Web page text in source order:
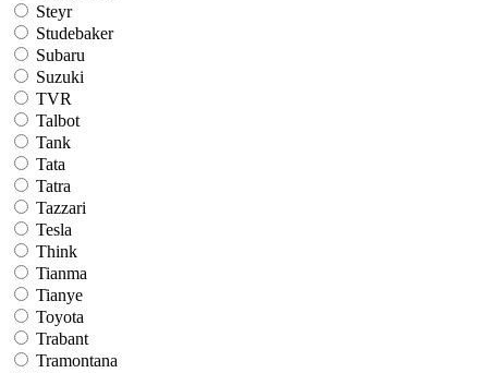
Steyr
Studebaker
Subaru
Suzuki
TVR
Talbot
Tank
Tata
Tatra
Tazzari
Tesla
Think
Tianma
Tianye
Toyota
Trabant
Tramontana